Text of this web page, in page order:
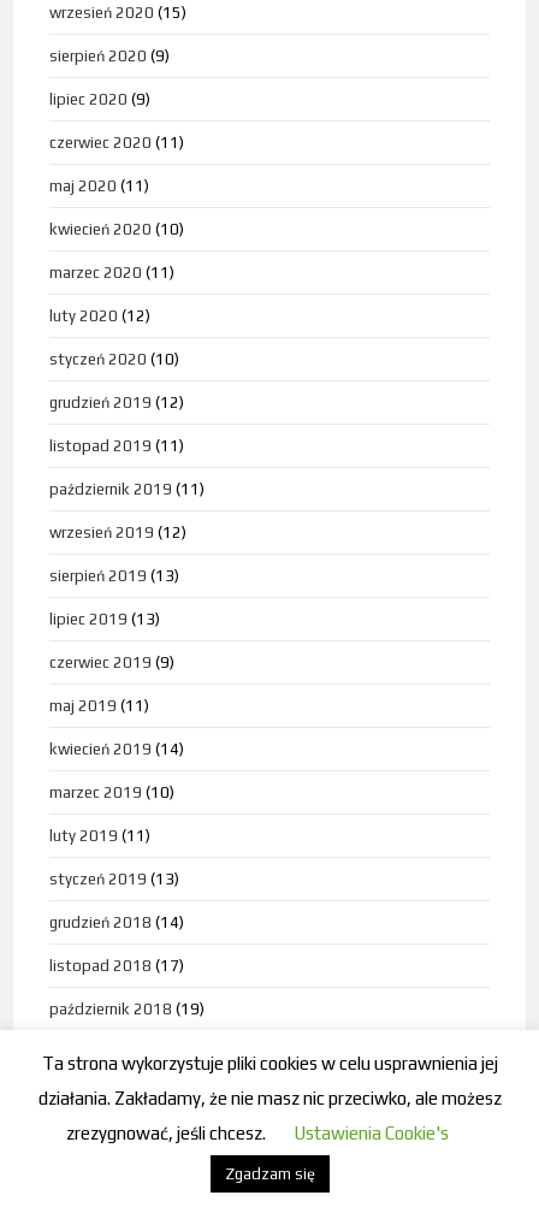
wrzesień 2020 (15)
sierpień 2020 (9)
lipiec 2020 (9)
czerwiec 2020 (11)
maj 2020 (11)
kwiecień 2020 (10)
marzec 2020 (11)
luty 2020 (12)
styczeń 2020 (10)
grudzień 2019 (12)
listopad 2019 (11)
październik 2019 (11)
wrzesień 2019 (12)
sierpień 2019 (13)
lipiec 2019 (13)
czerwiec 2019 (9)
maj 2019 (11)
kwiecień 2019 (14)
marzec 2019 (10)
luty 2019 (11)
styczeń 2019 (13)
grudzień 2018 (14)
listopad 2018 (17)
październik 2018 (19)
wrzesień 2018
sierpień 2018(11)
lipiec 2018(10)
Ta strona wykorzystuje pliki cookies w celu usprawnienia jej
działania. Zakładamy, że nie masz nic przeciwko, ale możesz
zrezygnować, jeśli chcesz.
Ustawienia Cookie's
Zgadzam się